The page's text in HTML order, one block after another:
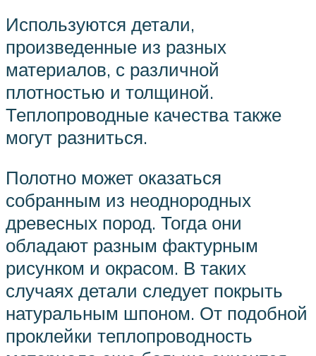
Используются детали,
произведенные из разных
материалов, с различной
плотностью и толщиной.
Теплопроводные качества также
могут разниться.
Полотно может оказаться
собранным из неоднородных
древесных пород. Тогда они
обладают разным фактурным
рисунком и окрасом. В таких
случаях детали следует покрыть
натуральным шпоном. От подобной
проклейки теплопроводность